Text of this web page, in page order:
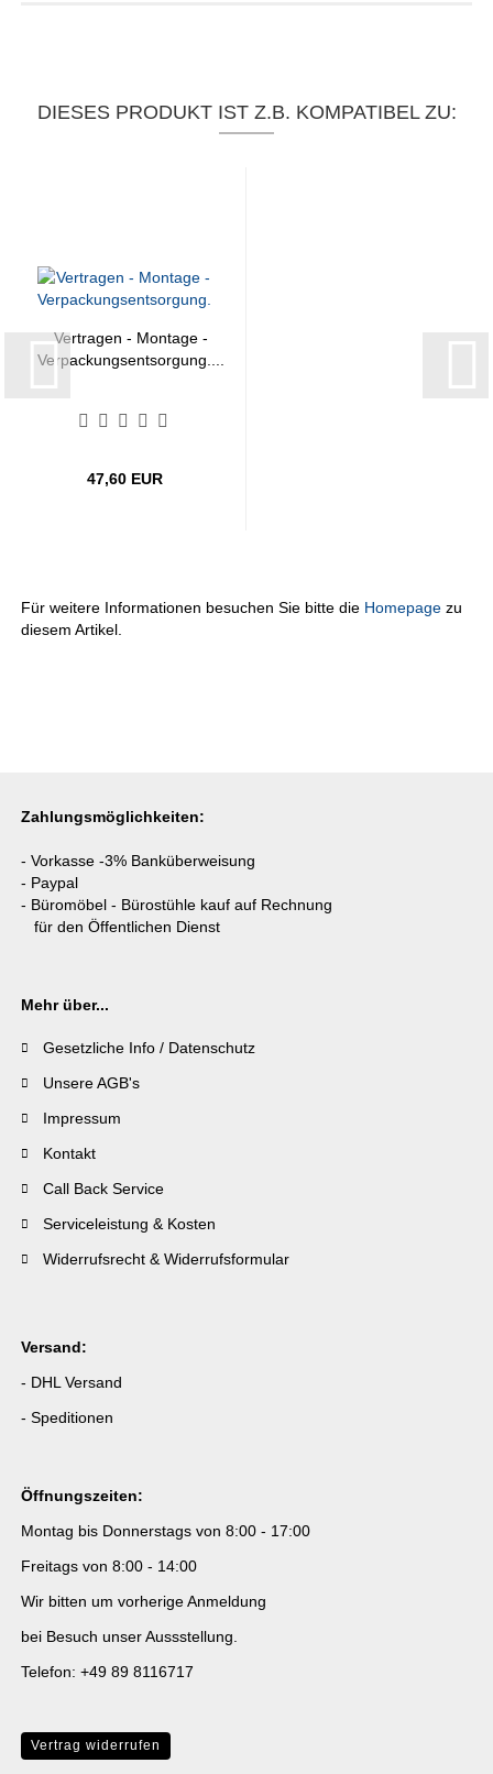
DIESES PRODUKT IST Z.B. KOMPATIBEL ZU:
Vertragen - Montage -
Verpackungsentsorgung....
47,60 EUR
Für weitere Informationen besuchen Sie bitte die Homepage zu
diesem Artikel.
Zahlungsmöglichkeiten:
- Vorkasse -3% Banküberweisung
- Paypal
- Büromöbel - Bürostühle kauf auf Rechnung
für den Öffentlichen Dienst
Mehr über...
Gesetzliche Info / Datenschutz
Unsere AGB's
Impressum
Kontakt
Call Back Service
Serviceleistung & Kosten
Widerrufsrecht & Widerrufsformular
Versand:
- DHL Versand
- Speditionen
Öffnungszeiten:
Montag bis Donnerstags von 8:00 - 17:00
Freitags von 8:00 - 14:00
Wir bitten um vorherige Anmeldung
bei Besuch unser Aussstellung.
Telefon: +49 89 8116717
Vertrag widerrufen